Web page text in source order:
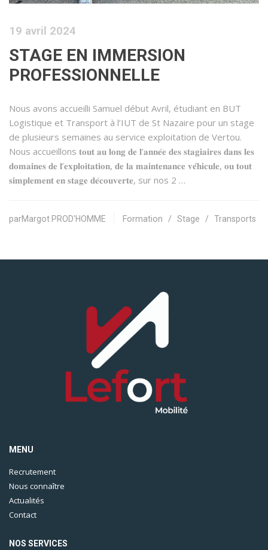
19 avril 2024
STAGE EN IMMERSION
PROFESSIONNELLE
Nous avons accueilli Samuel début Avril, étudiant en BUT
Logistique et Transport à l’IUT de St Nazaire pour un stage
de plusieurs semaines au service exploitation de Vertou.
Nous accueillons 𝐭𝐨𝐮𝐭 𝐚𝐮 𝐥𝐨𝐧𝐠 𝐝𝐞 𝐥’𝐚𝐧𝐧𝐞́𝐞 𝐝𝐞𝐬 𝐬𝐭𝐚𝐠𝐢𝐚𝐢𝐫𝐞𝐬 𝐝𝐚𝐧𝐬 𝐥𝐞𝐬
𝐝𝐨𝐦𝐚𝐢𝐧𝐞𝐬 𝐝𝐞 𝐥’𝐞𝐱𝐩𝐥𝐨𝐢𝐭𝐚𝐭𝐢𝐨𝐧, 𝐝𝐞 𝐥𝐚 𝐦𝐚𝐢𝐧𝐭𝐞𝐧𝐚𝐧𝐜𝐞 𝐯𝐞́́𝐡𝐢𝐜𝐮𝐥𝐞, 𝐨𝐮 𝐭𝐨𝐮𝐭
𝐬𝐢𝐦𝐩𝐥𝐞𝐦𝐞𝐧𝐭 𝐞𝐧 𝐬𝐭𝐚𝐠𝐞 𝐝𝐞́𝐜𝐨𝐮𝐯𝐞𝐫𝐭𝐞, sur nos 2 …
parMargot PROD'HOMME Formation /Stage /Transports
MENU
Recrutement
Nous connaître
Actualités
Contact
NOS SERVICES